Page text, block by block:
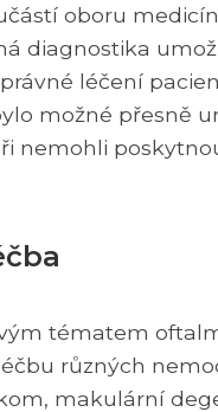
oboru
diagnostika
léčení
možné přesně
nemohli
tématem
různých
makulární